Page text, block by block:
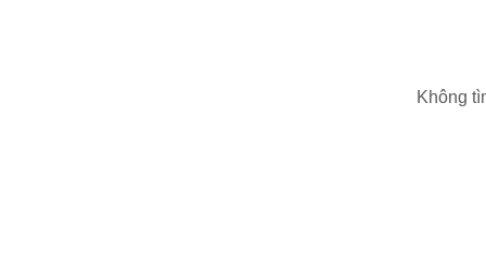
Không